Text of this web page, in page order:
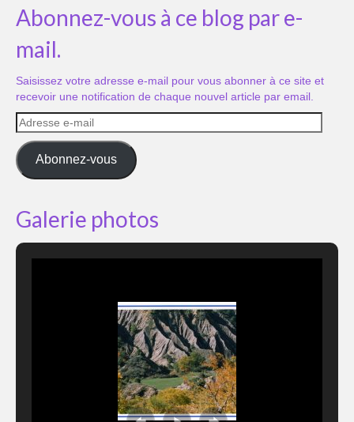
Abonnez-vous à ce blog par e-
mail.
Saisissez votre adresse e-mail pour vous abonner à ce site et
recevoir une notification de chaque nouvel article par email.
Adresse
e-
mail
Abonnez-vous
Galerie photos